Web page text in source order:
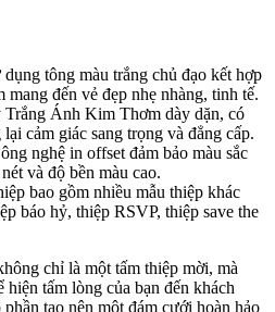
tông màu trắng chủ đạo kết hợp
mang đến vẻ đẹp nhẹ nhàng, tinh tế.
Trắng Ánh Kim Thơm dày dặn, có
cảm giác sang trọng và đẳng cấp.
nghệ in offset đảm bảo màu sắc
và độ bền màu cao.
bao gồm nhiều mẫu thiệp khác
báo hỷ, thiệp RSVP, thiệp save the
chỉ là một tấm thiệp mời, mà
tấm lòng của bạn đến khách
tạo nên một đám cưới hoàn hảo